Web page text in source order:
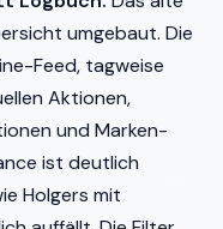
umgebaut. Die
Feed, tagweise
Aktionen,
und Marken-
ist deutlich
Holgers mit